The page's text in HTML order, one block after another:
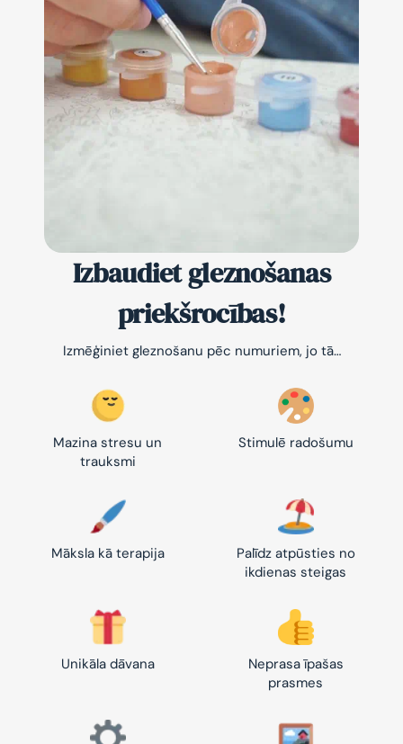
Izbaudiet gleznošanas
priekšrocības!
Izmēģiniet gleznošanu pēc numuriem, jo tā…
Mazina stresu un
trauksmi
Stimulē radošumu
Māksla kā terapija
Palīdz atpūsties no
ikdienas steigas
Unikāla dāvana
Neprasa īpašas
prasmes